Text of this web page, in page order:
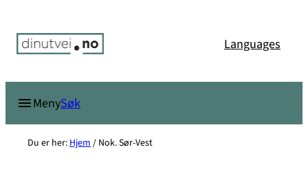
innhold
Languages
MenySøk
Du er her: Hjem / Nok. Sør-Vest